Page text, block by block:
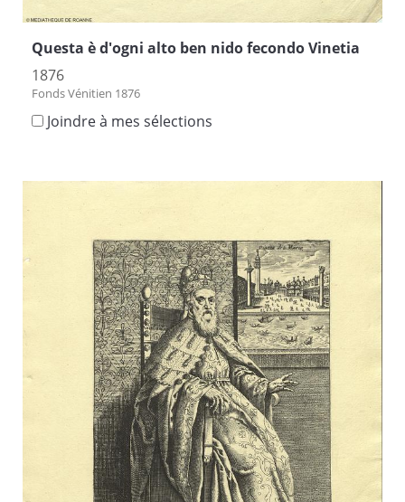
Questa è d'ogni alto ben nido fecondo Vinetia
1876
Fonds Vénitien 1876
Joindre à mes sélections